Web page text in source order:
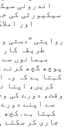
اندرونی
سیکیورٹی کی
اور
روایتی "دستی
طریقہ کار
مہمانوں
پوچھ گچھ کرنے
کہتا ہے کہ وہ
کریں، اپنا
وقت، دورے کی
سے اپنے
کہتا ہے۔کچھ
جاری کر سکتے